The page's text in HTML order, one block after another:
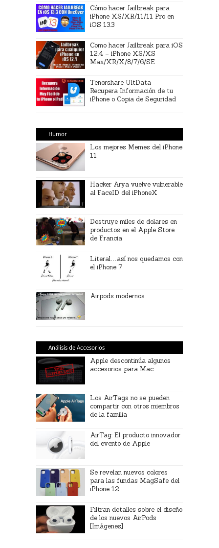
Cómo hacer Jailbreak para
iPhone XS/XR/11/11 Pro en
iOS 13.3
Como hacer Jailbreak para iOS
12.4 – iPhone XS/XS
Max/XR/X/8/7/6/SE
Tenorshare UltData –
Recupera Información de tu
iPhone o Copia de Seguridad
Humor
Los mejores Memes del iPhone
11
Hacker Arya vuelve vulnerable
al FaceID del iPhoneX
Destruye miles de dolares en
productos en el Apple Store
de Francia
Literal…así nos quedamos con
el iPhone 7
Airpods modernos
Análisis de Accesorios
Apple descontinúa algunos
accesorios para Mac
Los AirTags no se pueden
compartir con otros miembros
de la familia
AirTag: El producto innovador
del evento de Apple
Se revelan nuevos colores
para las fundas MagSafe del
iPhone 12
Filtran detalles sobre el diseño
de los nuevos AirPods
[Imágenes]